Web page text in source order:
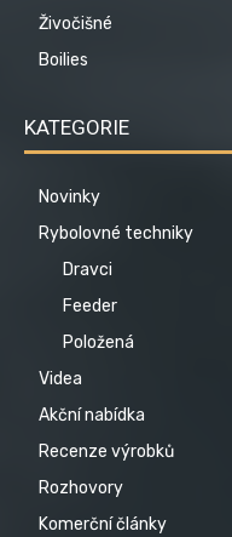
Živočišné
Boilies
KATEGORIE
Novinky
Rybolovné techniky
Dravci
Feeder
Položená
Videa
Akční nabídka
Recenze výrobků
Rozhovory
Komerční články